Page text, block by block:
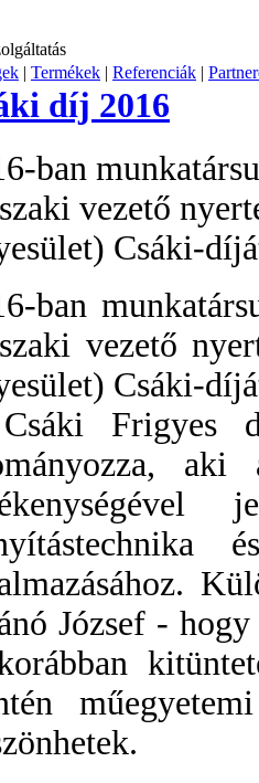
| Termékek | Referenciák |
díj 2016
ban
vezető
Csáki-
ban
vezető
Csáki-
Frigyes
József -